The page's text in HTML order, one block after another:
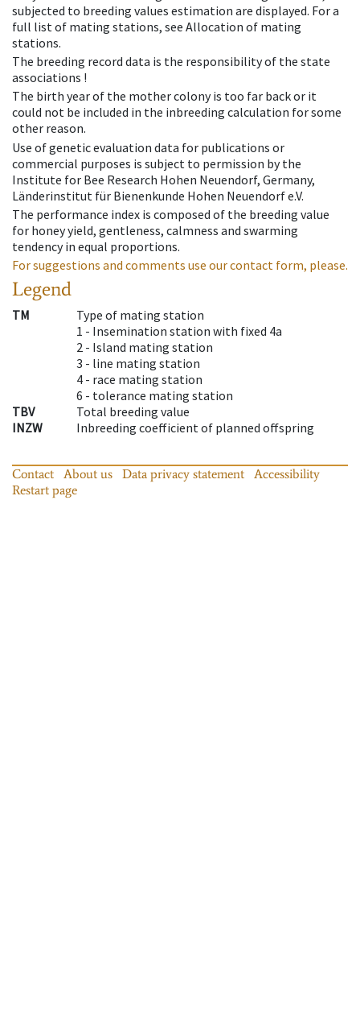
subjected to breeding values estimation are displayed. For a
full list of mating stations, see Allocation of mating
stations.
The breeding record data is the responsibility of the state
associations !
The birth year of the mother colony is too far back or it
could not be included in the inbreeding calculation for some
other reason.
Use of genetic evaluation data for publications or
commercial purposes is subject to permission by the
Institute for Bee Research Hohen Neuendorf, Germany,
Länderinstitut für Bienenkunde Hohen Neuendorf e.V.
The performance index is composed of the breeding value
for honey yield, gentleness, calmness and swarming
tendency in equal proportions.
For suggestions and comments use our contact form, please.
Legend
TM
Type of mating station
1 - Insemination station with fixed 4a
2 - Island mating station
3 - line mating station
4 - race mating station
6 - tolerance mating station
TBV
Total breeding value
INZW
Inbreeding coefficient of planned offspring
Contact About us Data privacy statement
Accessibility
Restart page